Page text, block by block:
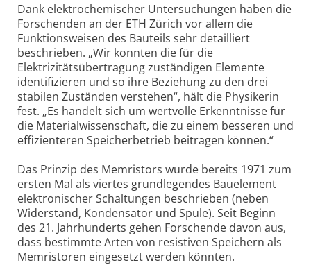
Dank elektrochemischer Untersuchungen haben die
Forschenden an der ETH Zürich vor allem die
Funktionsweisen des Bauteils sehr detailliert
beschrieben. „Wir konnten die für die
Elektrizitätsübertragung zuständigen Elemente
identifizieren und so ihre Beziehung zu den drei
stabilen Zuständen verstehen“, hält die Physikerin
fest. „Es handelt sich um wertvolle Erkenntnisse für
die Materialwissenschaft, die zu einem besseren und
effizienteren Speicherbetrieb beitragen können.“
Das Prinzip des Memristors wurde bereits 1971 zum
ersten Mal als viertes grundlegendes Bauelement
elektronischer Schaltungen beschrieben (neben
Widerstand, Kondensator und Spule). Seit Beginn
des 21. Jahrhunderts gehen Forschende davon aus,
dass bestimmte Arten von resistiven Speichern als
Memristoren eingesetzt werden könnten.